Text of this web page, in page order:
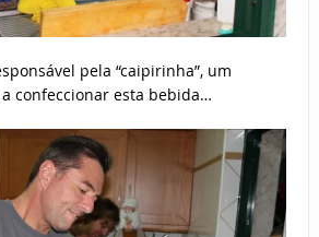
pela “caipirinha”, um
confeccionar esta bebida…